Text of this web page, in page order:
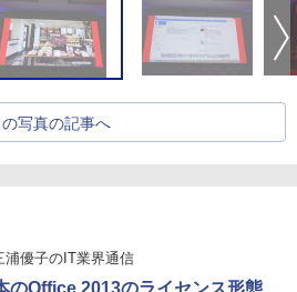
の写真の記事へ
浦優子のIT業界通信
のOffice 2013のライセンス形態